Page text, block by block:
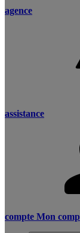
agence
assistance
compte Mon